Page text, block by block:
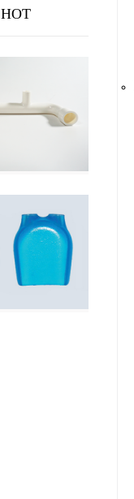
HOT